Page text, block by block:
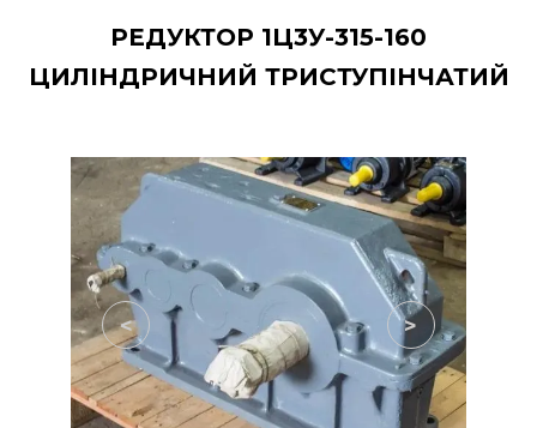
РЕДУКТОР 1Ц3У-315-160
ЦИЛІНДРИЧНИЙ ТРИСТУПІНЧАТИЙ
< >